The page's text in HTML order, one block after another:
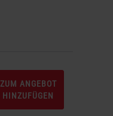
ZUM ANGEBOT
HINZUFÜGEN